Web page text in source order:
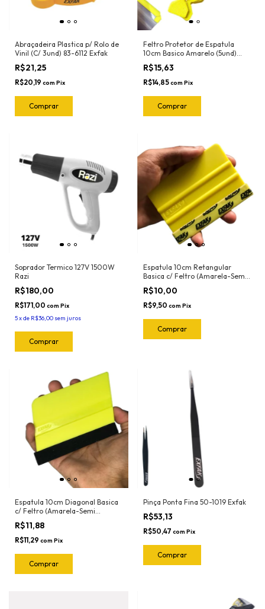
Abraçadeira Plastica p/ Rolo de
Vinil (C/ 3und) 83-6112 Exfak
R$21,25
R$20,19 com Pix
Feltro Protetor de Espatula
10cm Basico Amarelo (5und)
1090 Ronek
R$15,63
R$14,85com Pix
Soprador Termico 127V 1500W
Razi
R$180,00
R$171,00 com Pix
5xde R$36,00 sem juros
Espatula 10cm Retangular
Basica c/ Feltro (Amarela-Semi
Flexivel) 50-2032 Exfak
R$10,00
R$9,50 com Pix
Espatula 10cm Diagonal Basica
c/ Feltro (Amarela-Semi
Flexivel) 50-2023 Exfak
R$11,88
R$11,29 com Pix
Pinça Ponta Fina 50-1019 Exfak
R$53,13
R$50,47 com Pix